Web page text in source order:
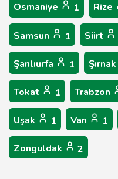
Osmaniye 1 Rize
Samsun 1 Siirt
Şanlıurfa 1 Şırnak
Tokat 1 Trabzon
Uşak 1 Van 1
Zonguldak 2